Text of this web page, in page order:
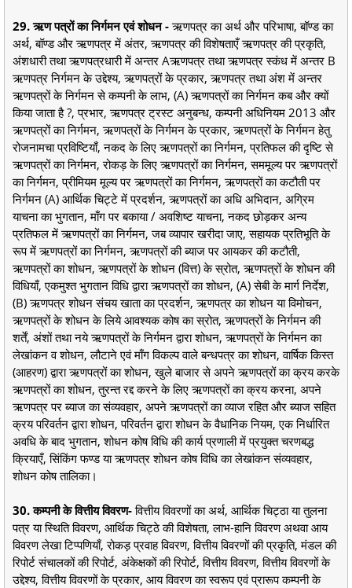
29. ऋण पत्रों का निर्गमन एवं शोधन -ऋणपत्र का अर्थ और परिभाषा, बॉण्ड का
अर्थ, बॉण्ड और ऋणपत्र में अंतर, ऋणपत्र की विशेषताएँ ऋणपत्र की प्रकृति,
अंशधारी तथा ऋणपत्रधारी में अन्तर Aऋणपत्र तथा ऋणपत्र स्कंध में अन्तर B
ऋणपत्र निर्गमन के उद्देश्य, ऋणपत्रों के प्रकार, ऋणपत्र तथा अंश में अन्तर
ऋणपत्रों के निर्गमन से कम्पनी के लाभ, (A) ऋणपत्रों का निर्गमन कब और क्यों
किया जाता है ?, प्रभार, ऋणपत्र ट्रस्ट अनुबन्ध, कम्पनी अधिनियम 2013 और
ऋणपत्रों का निर्गमन, ऋणपत्रों के निर्गमन के प्रकार, ऋणपत्रों के निर्गमन हेतु
रोजनामचा प्रविष्टियाँ, नकद के लिए ऋणपत्रों का निर्गमन, प्रतिफल की दृष्टि से
ऋणपत्रों का निर्गमन, रोकड़ के लिए ऋणपत्रों का निर्गमन, सममूल्य पर ऋणपत्रों
का निर्गमन, प्रीमियम मूल्य पर ऋणपत्रों का निर्गमन, ऋणपत्रों का कटौती पर
निर्गमन (A) आर्थिक चिट्टे में प्रदर्शन, ऋणपत्रों का अधि अभिदान, अग्रिम
याचना का भुगतान, माँग पर बकाया / अवशिष्ट याचना, नकद छोड़कर अन्य
प्रतिफल में ऋणपत्रों का निर्गमन, जब व्यापार खरीदा जाए, सहायक प्रतिभूति के
रूप में ऋणपत्रों का निर्गमन, ऋणपत्रों की ब्याज पर आयकर की कटौती,
ऋणपत्रों का शोधन, ऋणपत्रों के शोधन (वित्त) के स्रोत, ऋणपत्रों के शोधन की
विधियाँ, एकमुश्त भुगतान विधि द्वारा ऋणपत्रों का शोधन, (A) सेबी के मार्ग निर्देश,
(B) ऋणपत्र शोधन संचय खाता का प्रदर्शन, ऋणपत्र का शोधन या विमोचन,
ऋणपत्रों के शोधन के लिये आवश्यक कोष का स्रोत, ऋणपत्रों के निर्गमन की
शर्तें, अंशों तथा नये ऋणपत्रों के निर्गमन द्वारा शोधन, ऋणपत्रों के निर्गमन का
लेखांकन व शोधन, लौटाने एवं माँग विकल्प वाले बन्धपत्र का शोधन, वार्षिक किस्त
(आहरण) द्वारा ऋणपत्रों का शोधन, खुले बाजार से अपने ऋणपत्रों का क्रय करके
ऋणपत्रों का शोधन, तुरन्त रद्द करने के लिए ऋणपत्रों का क्रय करना, अपने
ऋणपत्र पर ब्याज का संव्यवहार, अपने ऋणपत्रों का व्याज रहित और ब्याज सहित
क्रय परिवर्तन द्वारा शोधन, परिवर्तन द्वारा शोधन के वैधानिक नियम, एक निर्धारित
अवधि के बाद भुगतान, शोधन कोष विधि की कार्य प्रणाली में प्रयुक्त चरणबद्ध
क्रियाएँ, सिंकिंग फण्ड या ऋणपत्र शोधन कोष विधि का लेखांकन संव्यवहार,
शोधन कोष तालिका।
30. कम्पनी के वित्तीय विवरण-वित्तीय विवरणों का अर्थ, आर्थिक चिट्ठा या तुलना
पत्र या स्थिति विवरण, आर्थिक चिट्ठे की विशेषता, लाभ-हानि विवरण अथवा आय
विवरण लेखा टिप्पणियाँ, रोकड़ प्रवाह विवरण, वित्तीय विवरणों की प्रकृति, मंडल की
रिपोर्ट संचालकों की रिपोर्ट, अंकेक्षकों की रिपोर्ट, वित्तीय विवरण, वित्तीय विवरणों के
उद्देश्य, वित्तीय विवरणों के प्रकार, आय विवरण का स्वरूप एवं प्रारूप कम्पनी के